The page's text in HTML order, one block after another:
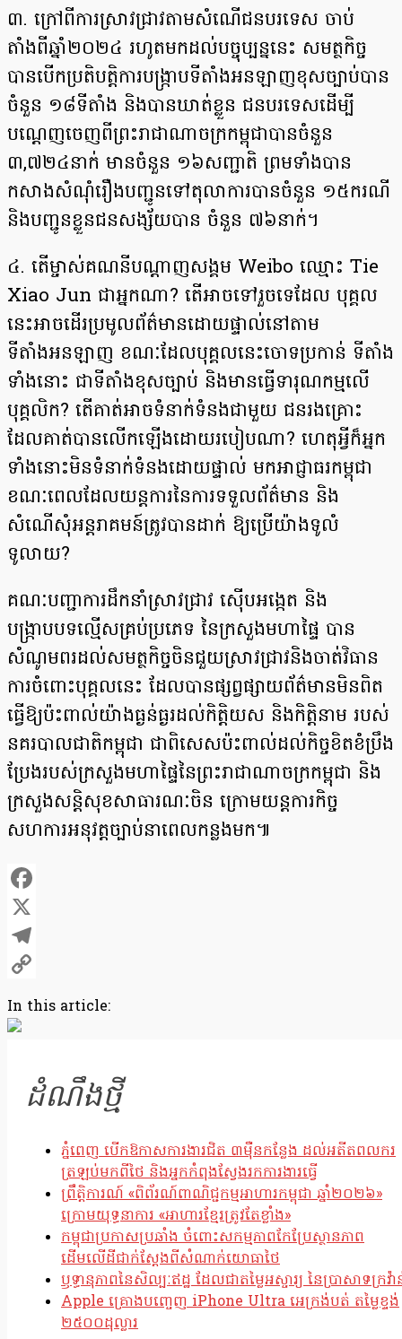
៣. ក្រៅពីការស្រាវជ្រាវតាមសំណើជនបរទេស ចាប់
តាំងពីឆ្នាំ២០២៤ រហូតមកដល់បច្ចុប្បន្ននេះ សមត្ថកិច្ច
បានបើកប្រតិបត្តិការបង្ក្រាបទីតាំងអនឡាញខុសច្បាប់បាន
ចំនួន ១៨ទីតាំង និងបានឃាត់ខ្លួន ជនបរទេសដើម្បី
បណ្តេញចេញពីព្រះរាជាណាចក្រកម្ពុជាបានចំនួន
៣,៧២៤នាក់ មានចំនួន ១៦សញ្ជាតិ ព្រមទាំងបាន
កសាងសំណុំរឿងបញ្ជូនទៅតុលាការបានចំនួន ១៥ករណី
និងបញ្ជូនខ្លួនជនសង្ស័យបាន ចំនួន ៧៦នាក់។
៤. តើម្ចាស់គណនីបណ្តាញសង្គម Weibo ឈ្មោះ Tie
Xiao Jun ជាអ្នកណា? តើអាចទៅរួចទេដែល បុគ្គល
នេះអាចដើរប្រមូលព័ត៌មានដោយផ្ទាល់នៅតាម
ទីតាំងអនឡាញ ខណៈដែលបុគ្គលនេះចោទប្រកាន់ ទីតាំង
ទាំងនោះ ជាទីតាំងខុសច្បាប់ និងមានធ្វើទារុណកម្មលើ
បុគ្គលិក? តើគាត់អាចទំនាក់ទំនងជាមួយ ជនរងគ្រោះ
ដែលគាត់បានលើកឡើងដោយរបៀបណា? ហេតុអ្វីក៏អ្នក
ទាំងនោះមិនទំនាក់ទំនងដោយផ្ទាល់ មកអាជ្ញាធរកម្ពុជា
ខណៈពេលដែលយន្តការនៃការទទួលព័ត៌មាន និង
សំណើសុំអន្តរាគមន៍ត្រូវបានដាក់ ឱ្យប្រើយ៉ាងទូលំ
ទូលាយ?
គណៈបញ្ជាការដឹកនាំស្រាវជ្រាវ ស៊ើបអង្កេត និង
បង្ក្រាបបទល្មើសគ្រប់ប្រភេទ នៃក្រសួងមហាផ្ទៃ បាន
សំណូមពរដល់សមត្ថកិច្ចចិនជួយស្រាវជ្រាវនិងចាត់វិធាន
ការចំពោះបុគ្គលនេះ ដែលបានផ្សព្វផ្សាយព័ត៌មានមិនពិត
ធ្វើឱ្យប៉ះពាល់យ៉ាងធ្ងន់ធ្ងរដល់កិត្តិយស និងកិត្តិនាម របស់
នគរបាលជាតិកម្ពុជា ជាពិសេសប៉ះពាល់ដល់កិច្ចខិតខំប្រឹង
ប្រែងរបស់ក្រសួងមហាផ្ទៃនៃព្រះរាជាណាចក្រកម្ពុជា និង
ក្រសួងសន្តិសុខសាធារណៈចិន ក្រោមយន្តការកិច្ច
សហការអនុវត្តច្បាប់នាពេលកន្លងមក៕
Facebook
X
Telegram
Link
In this article:
ដំណឹងថ្មី
ភ្នំពេញ បើកឱកាសការងារជិត ៣ម៉ឺនកន្លែង ដល់អតីតពលករ
ត្រឡប់មកពីថៃ និងអ្នកកំពុងស្វែងរកការងារធ្វើ
ព្រឹត្តិការណ៍ «ពិព័រណ៍ពាណិជ្ជកម្មអាហារកម្ពុជា ឆ្នាំ២០២៦»
ក្រោមយុទ្ធនាការ «អាហារខ្មែរត្រូវតែខ្លាំង»
កម្ពុជាប្រកាសប្រឆាំង ចំពោះសកម្មភាពកែប្រែស្ថានភាព
ដើមលើដីជាក់ស្តែងពីសំណាក់យោធាថៃ
ឫទ្ធានុភាពនៃសិល្បៈឥដ្ឋ ដែលជាតម្លៃអស្ចារ្យ នៃប្រាសាទក្រវ៉
Apple គ្រោងបញ្ចេញ iPhone Ultra អេក្រង់បត់ តម្លៃខ្ទង់
២៥០០ដុល្លារ